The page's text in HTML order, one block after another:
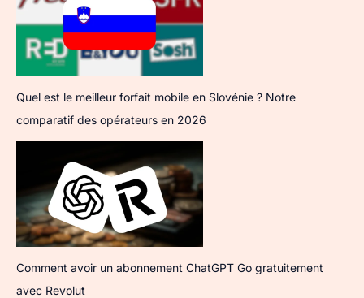
Quel est le meilleur forfait mobile en Slovénie ? Notre
comparatif des opérateurs en 2026
Comment avoir un abonnement ChatGPT Go gratuitement
avec Revolut